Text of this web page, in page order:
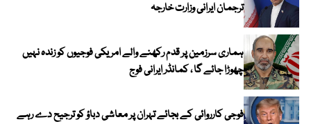
ترجمان ایرانی وزارت خارجہ
ہماری سرزمین پر قدم رکھنے والے امریکی فوجیوں کو زندہ نہیں
چھوڑا جائے گا ، کمانڈر ایرانی فوج
فوجی کارروائی کے بجائے تہران پر معاشی دباؤ کو ترجیح دے رہے